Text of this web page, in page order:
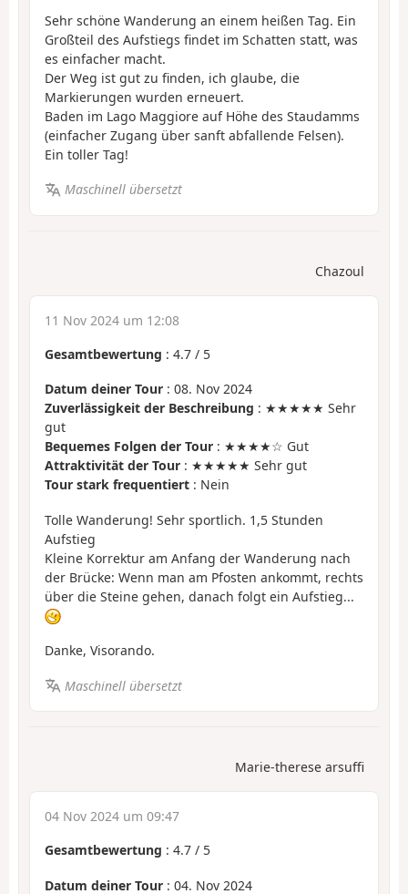
Sehr schöne Wanderung an einem heißen Tag. Ein
Großteil des Aufstiegs findet im Schatten statt, was
es einfacher macht.
Der Weg ist gut zu finden, ich glaube, die
Markierungen wurden erneuert.
Baden im Lago Maggiore auf Höhe des Staudamms
(einfacher Zugang über sanft abfallende Felsen).
Ein toller Tag!
Maschinell übersetzt
Chazoul
11 Nov 2024 um 12:08
Gesamtbewertung : 4.7 / 5
Datum deiner Tour : 08. Nov 2024
Zuverlässigkeit der Beschreibung : ★★★★★ Sehr
gut
Bequemes Folgen der Tour : ★★★★☆ Gut
Attraktivität der Tour : ★★★★★ Sehr gut
Tour stark frequentiert : Nein
Tolle Wanderung! Sehr sportlich. 1,5 Stunden
Aufstieg
Kleine Korrektur am Anfang der Wanderung nach
der Brücke: Wenn man am Pfosten ankommt, rechts
über die Steine gehen, danach folgt ein Aufstieg...
Danke, Visorando.
Maschinell übersetzt
Marie-therese arsuffi
04 Nov 2024 um 09:47
Gesamtbewertung : 4.7 / 5
Datum deiner Tour : 04. Nov 2024